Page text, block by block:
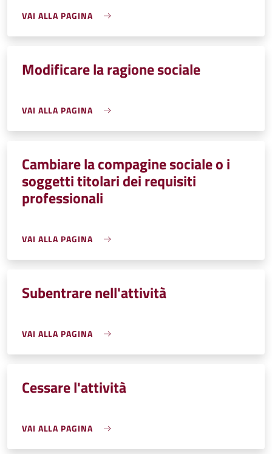
VAI ALLA PAGINA
Modificare la ragione sociale
VAI ALLA PAGINA
Cambiare la compagine sociale o i
soggetti titolari dei requisiti
professionali
VAI ALLA PAGINA
Subentrare nell'attività
VAI ALLA PAGINA
Cessare l'attività
VAI ALLA PAGINA